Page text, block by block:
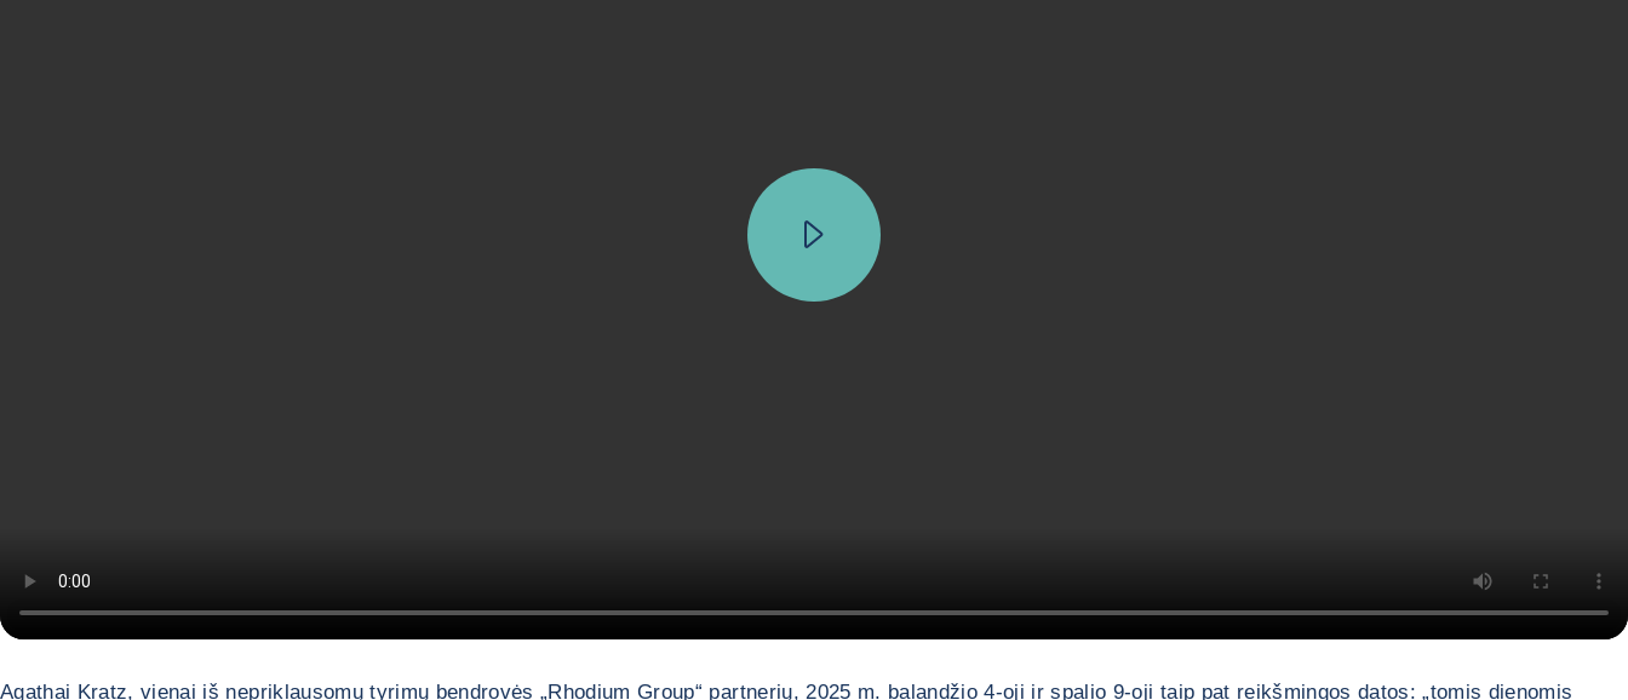
Agathai Kratz, vienai iš nepriklausomų tyrimų bendrovės „Rhodium Group“ partnerių, 2025 m. balandžio 4-oji ir spalio 9-oji taip pat reikšmingos datos: „tomis dienomis